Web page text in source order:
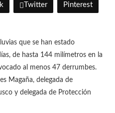
Twitter Pinterest
que se han estado
de hasta 144 milímetros en la
al menos 47 derrumbes.
Magaña, delegada de
y delegada de Protección